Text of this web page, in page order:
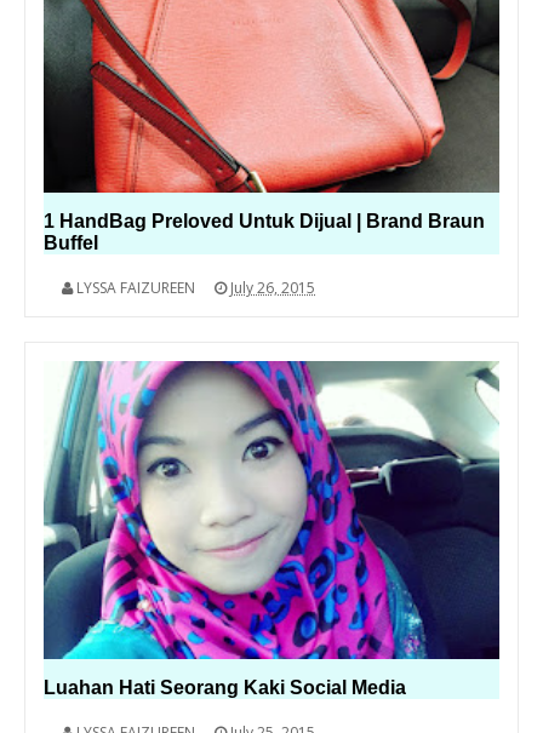
1 HandBag Preloved Untuk Dijual | Brand Braun
Buffel
LYSSA FAIZUREEN July 26, 2015
Luahan Hati Seorang Kaki Social Media